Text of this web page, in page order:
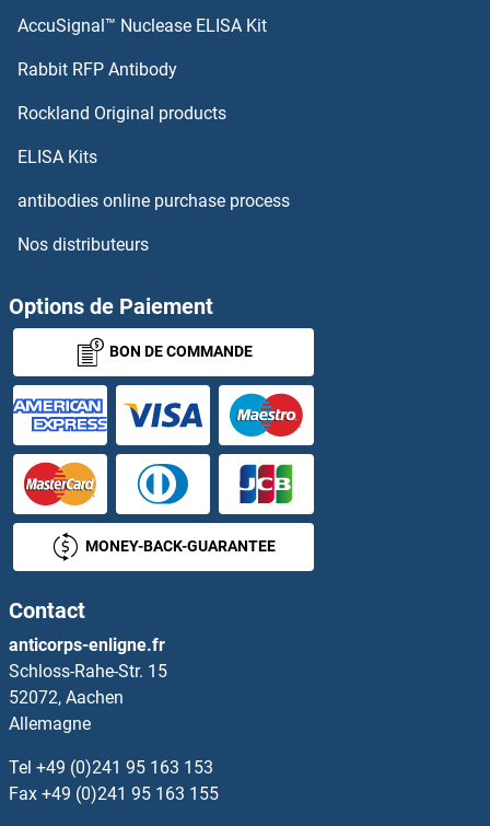
VWF Kits ELISA
WNT1 Kits ELISA
WNT10A Kits ELISA
WNT10B Kits ELISA
WNT16 Kits ELISA
WNT2 Kits ELISA
WNT3 Kits ELISA
WNT3A Kits ELISA
WNT4 Kits ELISA
WNT5A Kits ELISA
WNT5B Kits ELISA
WNT6 Kits ELISA
WNT7A Kits ELISA
AccuSignal™ Nuclease ELISA Kit
Rabbit RFP Antibody
Rockland Original products
ELISA Kits
antibodies online purchase process
Nos distributeurs
Options de Paiement
BON DE COMMANDE
MONEY-BACK-GUARANTEE
Contact
anticorps-enligne.fr
Schloss-Rahe-Str. 15
52072, Aachen
Allemagne
Tel +49 (0)241 95 163 153
Fax +49 (0)241 95 163 155